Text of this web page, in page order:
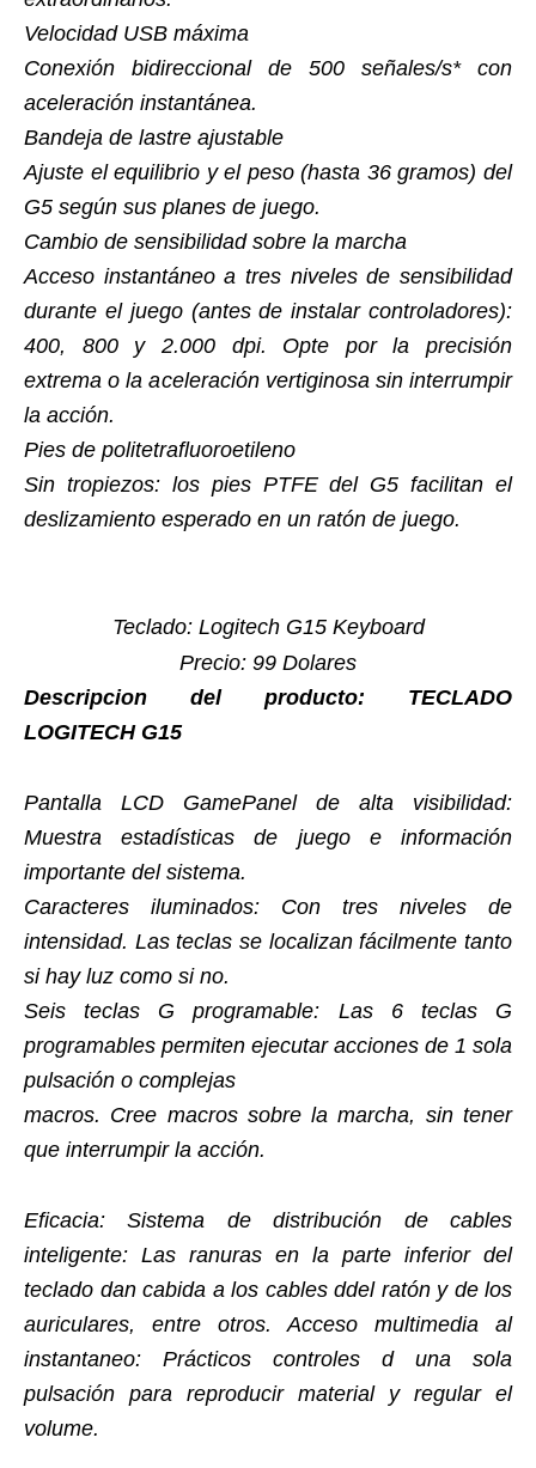
Velocidad USB máxima
Conexión bidireccional de 500 señales/s* con
aceleración instantánea.
Bandeja de lastre ajustable
Ajuste el equilibrio y el peso (hasta 36 gramos) del
G5 según sus planes de juego.
Cambio de sensibilidad sobre la marcha
Acceso instantáneo a tres niveles de sensibilidad
durante el juego (antes de instalar controladores):
400, 800 y 2.000 dpi. Opte por la precisión
extrema o la aceleración vertiginosa sin interrumpir
la acción.
Pies de politetrafluoroetileno
Sin tropiezos: los pies PTFE del G5 facilitan el
deslizamiento esperado en un ratón de juego.
Teclado: Logitech G15 Keyboard
Precio: 99 Dolares
Descripcion del producto: TECLADO
LOGITECH G15
Pantalla LCD GamePanel de alta visibilidad:
Muestra estadísticas de juego e información
importante del sistema.
Caracteres iluminados: Con tres niveles de
intensidad. Las teclas se localizan fácilmente tanto
si hay luz como si no.
Seis teclas G programable: Las 6 teclas G
programables permiten ejecutar acciones de 1 sola
pulsación o complejas
macros. Cree macros sobre la marcha, sin tener
que interrumpir la acción.
Eficacia: Sistema de distribución de cables
inteligente: Las ranuras en la parte inferior del
teclado dan cabida a los cables ddel ratón y de los
auriculares, entre otros. Acceso multimedia al
instantaneo: Prácticos controles d una sola
pulsación para reproducir material y regular el
volume.